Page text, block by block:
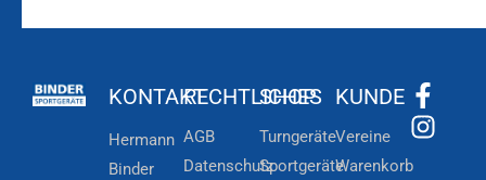
KONTAKT
Hermann
Binder
RECHTLICHES
AGB
Datenschutz
SHOP
Turngeräte
Sportgeräte
KUNDE
Vereine
Warenkorb